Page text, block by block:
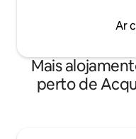
Ar
Mais
perto de